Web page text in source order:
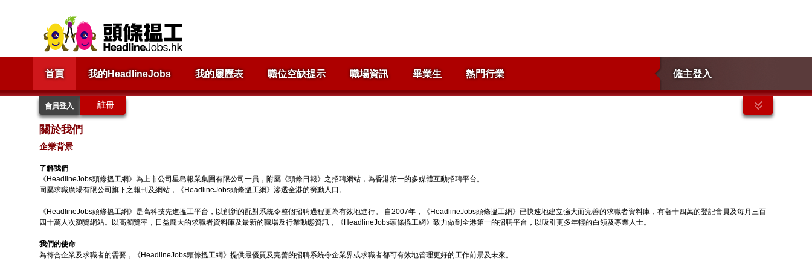
首頁 我的HeadlineJobs 我的履歷表 職位空缺提示 職場資訊 畢業生 僱主登入
熱門行業
會員登入 註冊
關於我們
企業背景
了解我們
《HeadlineJobs頭條搵工網》為上市公司星島報業集團有限公司一員，附屬《頭條日報》之招聘網站，為香港第一的多媒體互動招聘平台。
同屬求職廣場有限公司旗下之報刊及網站，《HeadlineJobs頭條搵工網》滲透全港的勞動人口。
《HeadlineJobs頭條搵工網》是高科技先進搵工平台，以創新的配對系統令整個招聘過程更為有效地進行。 自2007年，《HeadlineJobs頭條搵工網》已快速地建立強大而完善的求職者資料庫，有著十四萬的登記會員及每月三百
四十萬人次瀏覽網站。以高瀏覽率，日益龐大的求職者資料庫及最新的職場及行業動態資訊，《HeadlineJobs頭條搵工網》致力做到全港第一的招聘平台，以吸引更多年輕的白領及專業人士。
我們的使命
為符合企業及求職者的需要，《HeadlineJobs頭條搵工網》提供最優質及完善的招聘系統令企業界或求職者都可有效地管理更好的工作前景及未來。